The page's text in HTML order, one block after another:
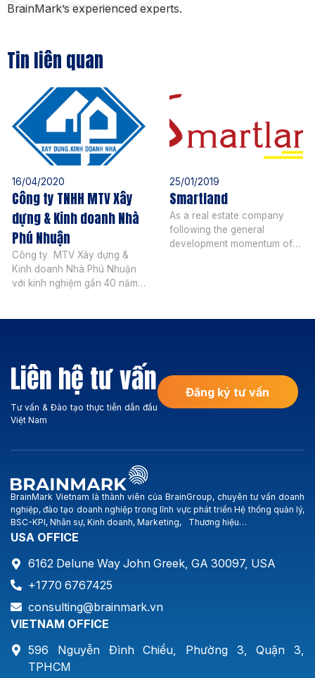
BrainMark’s experienced experts.
Tin liên quan
16/04/2020
Công ty TNHH MTV Xây
dựng & Kinh doanh Nhà
Phú Nhuận
Công ty MTV Xây dựng &
Kinh doanh Nhà Phú Nhuận
với kinh nghiệm gần 40 năm
trường. Hoạt động kinh
doanh chính của Công ty:
25/01/2019
Smartland
As a real estate company
following the general
development momentum of
Hung Long …). Smartland […]
Liên hệ tư vấn
Tư vấn & Đào tạo thực tiễn dẫn đầu
Việt Nam
Đăng ký tư vấn
BrainMark Vietnam là thành viên của BrainGroup, chuyên tư vấn doanh
nghiệp, đào tạo doanh nghiệp trong lĩnh vực phát triển Hệ thống quản lý,
BSC-KPI, Nhân sự, Kinh doanh, Marketing, Thương hiệu…
USA OFFICE
6162 Delune Way John Greek, GA 30097, USA
+1770 6767425
consulting@brainmark.vn
VIETNAM OFFICE
596 Nguyễn Đình Chiểu, Phường 3, Quận 3,
TPHCM